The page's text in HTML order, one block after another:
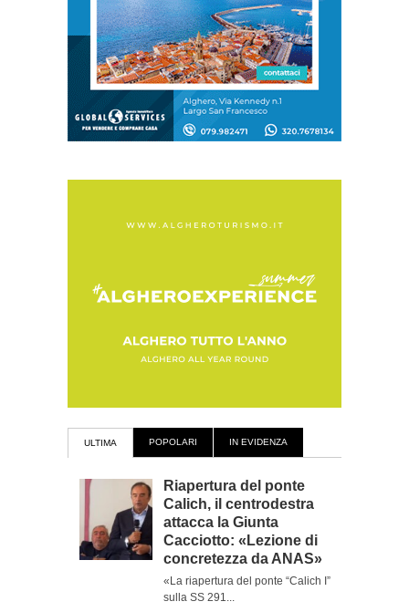
ULTIMA POPOLARI IN EVIDENZA
Riapertura del ponte
Calich, il centrodestra
attacca la Giunta
Cacciotto: «Lezione di
concretezza da ANAS»
«La riapertura del ponte “Calich I”
sulla SS 291...